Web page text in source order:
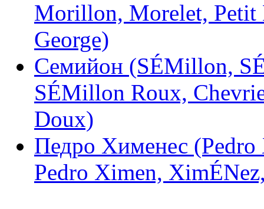
Morillon, Morelet, Petit
George)
Семийон (SÉMillon,
SÉMillon Roux,
Doux)
Педро Хименес (Pedro
Pedro Ximen,